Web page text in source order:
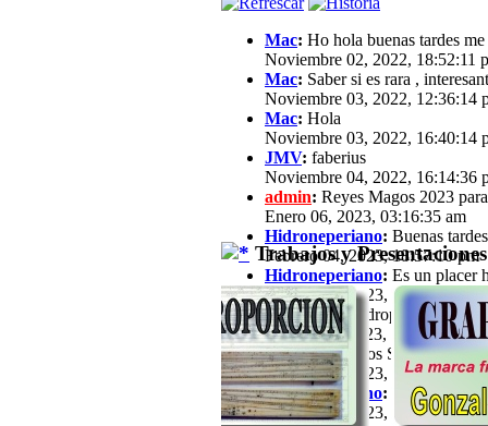
Mac: Ho hola buenas tardes
Noviembre 02, 2022, 18:52:11
Mac: Saber si es rara ,
Noviembre 03, 2022, 12:36:14
Mac: Hola
Noviembre 03, 2022, 16:40:14
JMV: faberius
Noviembre 04, 2022, 16:14:36
admin: Reyes Magos 2023
Enero 06, 2023, 03:16:35 am
Hidroneperiano: Buenas
Febrero 04, 2023, 18:57:10 pm
Hidroneperiano: Es un placer
Febrero 04, 2023, 18:57:33 pm
jfz62:Hola Hidroperiano, Ya
Febrero 11, 2023, 21:03:25 pm
JB:Hola a todos Soy José
Febrero 13, 2023, 16:39:57 pm
Hidroneperiano: Hola a todos
Febrero 15, 2023, 20:44:40 pm
Trabajos y